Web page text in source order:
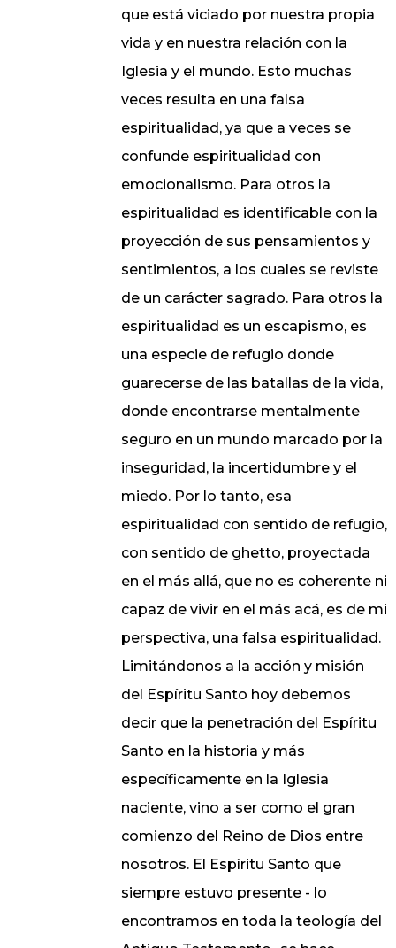
que está viciado por nuestra propia
vida y en nuestra relación con la
Iglesia y el mundo. Esto muchas
veces resulta en una falsa
espiritualidad, ya que a veces se
confunde espiritualidad con
emocionalismo. Para otros la
espiritualidad es identificable con la
proyección de sus pensamientos y
sentimientos, a los cuales se reviste
de un carácter sagrado. Para otros la
espiritualidad es un escapismo, es
una especie de refugio donde
guarecerse de las batallas de la vida,
donde encontrarse mentalmente
seguro en un mundo marcado por la
inseguridad, la incertidumbre y el
miedo. Por lo tanto, esa
espiritualidad con sentido de refugio,
con sentido de ghetto, proyectada
en el más allá, que no es coherente ni
capaz de vivir en el más acá, es de mi
perspectiva, una falsa espiritualidad.
Limitándonos a la acción y misión
del Espíritu Santo hoy debemos
decir que la penetración del Espíritu
Santo en la historia y más
específicamente en la Iglesia
naciente, vino a ser como el gran
comienzo del Reino de Dios entre
nosotros. El Espíritu Santo que
siempre estuvo presente - lo
encontramos en toda la teología del